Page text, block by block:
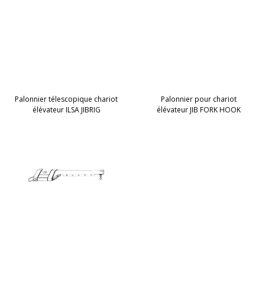
Palonnier télescopique chariot
élévateur ILSA JIBRIG
Palonnier pour chariot
élévateur JIB FORK HOOK